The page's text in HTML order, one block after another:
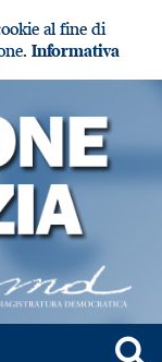
al fine di
Informativa